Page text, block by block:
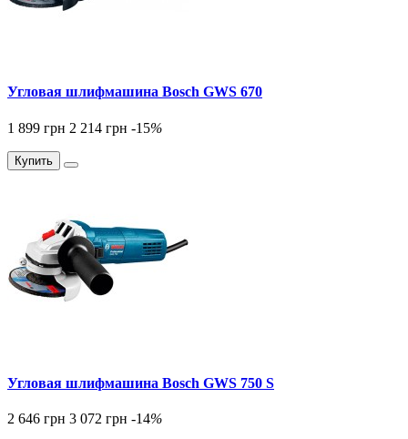
Угловая шлифмашина Bosch GWS 670
1 899 грн 2 214 грн -15%
Купить
Угловая шлифмашина Bosch GWS 750 S
2 646 грн 3 072 грн -14%